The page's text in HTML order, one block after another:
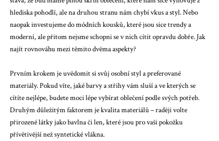
hlediska pohodlí, ale na druhou stranu nám chybí vkus a styl. Nebo
naopak investujeme do módních kousků, které jsou sice trendy a
moderní, ale přitom nejsme schopni se v nich cítit opravdu dobře. Jak
najít rovnováhu mezi těmito dvěma aspekty?
Prvním krokem je uvědomit si svůj osobní styl a preferované
materiály. Pokud víte, jaké barvy a střihy vám sluší a ve kterých se
cítíte nejlépe, budete moci lépe vybírat oblečení podle svých potřeb.
Druhým důležitým faktorem je kvalita materiálů – raději volte
přirozené látky jako bavlna či len, které jsou pro vaši pokožku
přívětivější než syntetické vlákna.